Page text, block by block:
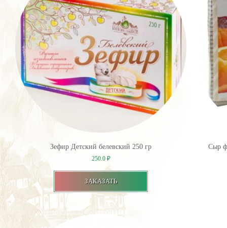
Зефир Детский белевский 250 гр
250.0 ₽
ЗАКАЗАТЬ
Сыр